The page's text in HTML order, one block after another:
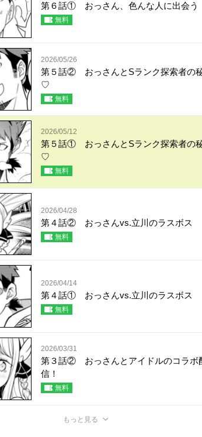
第６話① おっさん、色んな人に出会う
無料
2026/05/26
第５話② おっさんとSランク探索者の
♡
無料
2026/05/12
第５話① おっさんとSランク探索者の
♡
無料
2026/04/28
第４話② おっさんvs.立川のラスボス
無料
2026/04/14
第４話① おっさんvs.立川のラスボス
無料
2026/03/31
第３話② おっさんとアイドルのコラボ
信！
無料
もっと見る